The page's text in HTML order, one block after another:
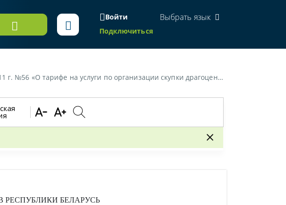
Войти
Подключиться
Выбрать язык
по организации скупки драгоценных металлов и драгоценных камней»
БЕЛАРУСЬ